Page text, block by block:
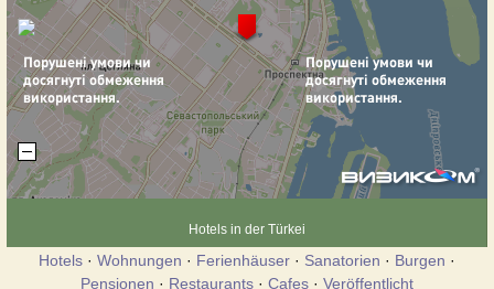
Hotels in der Türkei
Hotels · Wohnungen · Ferienhäuser · Sanatorien · Burgen ·
Pensionen · Restaurants · Cafes · Veröffentlicht